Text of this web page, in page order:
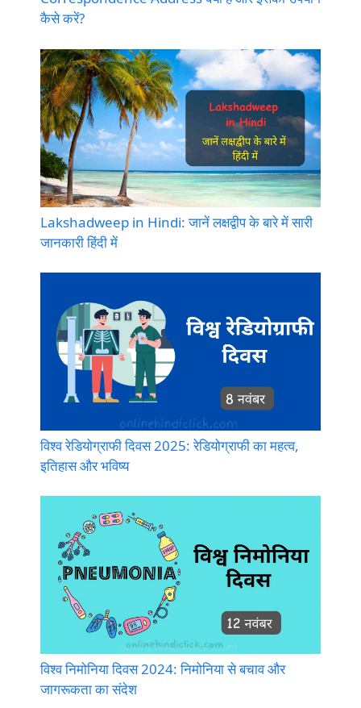
कैसे करें?
Lakshadweep in Hindi: जानें लक्षद्वीप के बारे में सारी
जानकारी हिंदी में
विश्व रेडियोग्राफी दिवस 2025: रेडियोग्राफी का महत्व,
इतिहास और भविष्य
विश्व निमोनिया दिवस 2024: निमोनिया से बचाव और
जागरूकता का संदेश